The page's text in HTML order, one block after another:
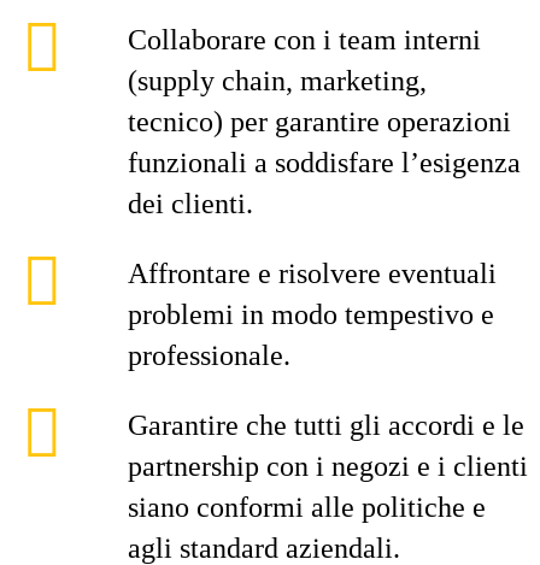
Collaborare con i team interni
(supply chain, marketing,
tecnico) per garantire operazioni
funzionali a soddisfare l’esigenza
dei clienti.
Affrontare e risolvere eventuali
problemi in modo tempestivo e
professionale.
Garantire che tutti gli accordi e le
partnership con i negozi e i clienti
siano conformi alle politiche e
agli standard aziendali.